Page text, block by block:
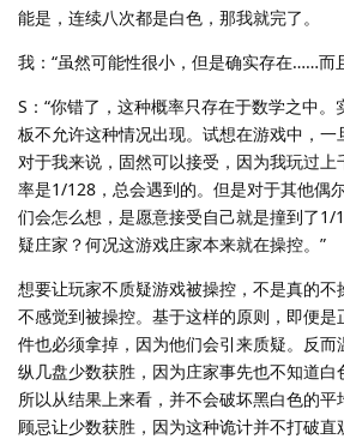
能是，连续八次都是白色，那我就完了。
我：“虽然可能性很小，但是确实存在……而
S：“你错了，这种概率只存在于数学之中
板不允许这种情况出现。试想在游戏中，一
对于我来说，固然可以接受，因为我玩过
率是1/128，总会遇到的。但是对于其他偶
们会怎么想，是愿意接受自己就是撞到了1/
疑庄家？何况这游戏庄家本来就在操控。”
想要让玩家不质疑游戏被操控，不是真的不
不感觉到被操控。基于这样的原则，即便
件也必须拿掉，因为他们会引来质疑。反
纵几盘少数获胜，因为庄家事先也不知道白
所以从结果上来看，并不会破坏黑白色的平
顾忌让少数获胜，因为这种诡计并不打破